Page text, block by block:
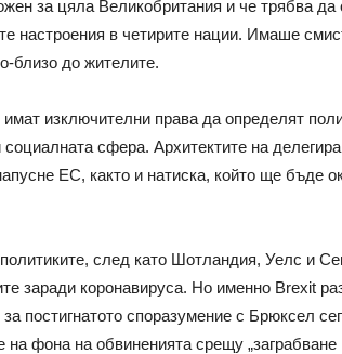
за цяла Великобритания и че трябва да
настроения в четирите нации. Имаше
близо до жителите.
изключителни права да определят
сфера. Архитектите на
ЕС, както и натиска, който ще бъде
след като Шотландия, Уелс и
заради коронавируса. Но именно Brexit
постигнатото споразумение с Брюксел
на фона на обвиненията срещу „заграбване